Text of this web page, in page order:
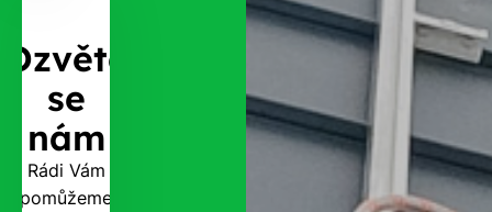
Ozvěte
se
nám
Rádi Vám
pomůžeme